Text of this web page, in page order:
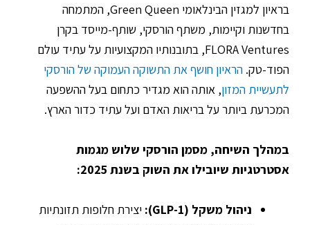
בראיון למגזין הבינלאומי Green Queen, המתמחה
בחדשנות וקיימות, משתף הורסקי, שותף-מייסד בקרן
FLORA Ventures, בתובנותיו המקצועיות על עתיד עולם
הפוד-טק. הראיון חושף את התשוקה העמוקה של הורסקי
לתעשיית המזון, אותה הוא מגדיר כתחום בעל ההשפעה
המכרעת ביותר על בריאות האדם ועל עתיד כדור הארץ.
במהלך השיחה, מסמן הורסקי שלוש מגמות
אסטרטגיות שיובילו את השוק בשנת 2025:
ניהול משקל (GLP-1):
יצירת חלופות תזונתיות